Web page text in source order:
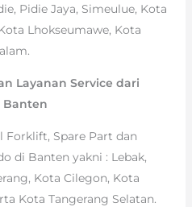
Pidie Jaya, Simeulue, Kota
Lhokseumawe, Kota
Layanan Service dari
Banten
Forklift, Spare Part dan
di Banten yakni : Lebak,
Kota Cilegon, Kota
Kota Tangerang Selatan.